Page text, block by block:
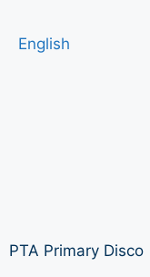
English
PTA Primary Disco